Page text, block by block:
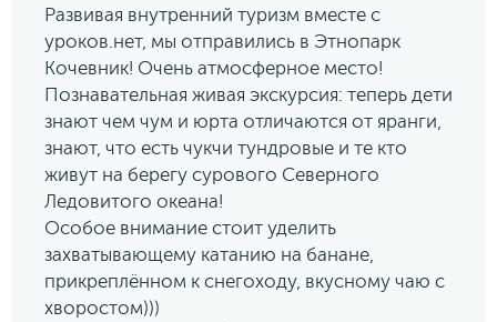
Развивая внутренний туризм вместе с
уроков.нет, мы отправились в Этнопарк
Кочевник! Очень атмосферное место!
Познавательная живая экскурсия: теперь дети
знают чем чум и юрта отличаются от яранги,
знают, что есть чукчи тундровые и те кто
живут на берегу сурового Северного
Ледовитого океана!
Особое внимание стоит уделить
захватывающему катанию на банане,
прикреплённом к снегоходу, вкусному чаю с
хворостом)))